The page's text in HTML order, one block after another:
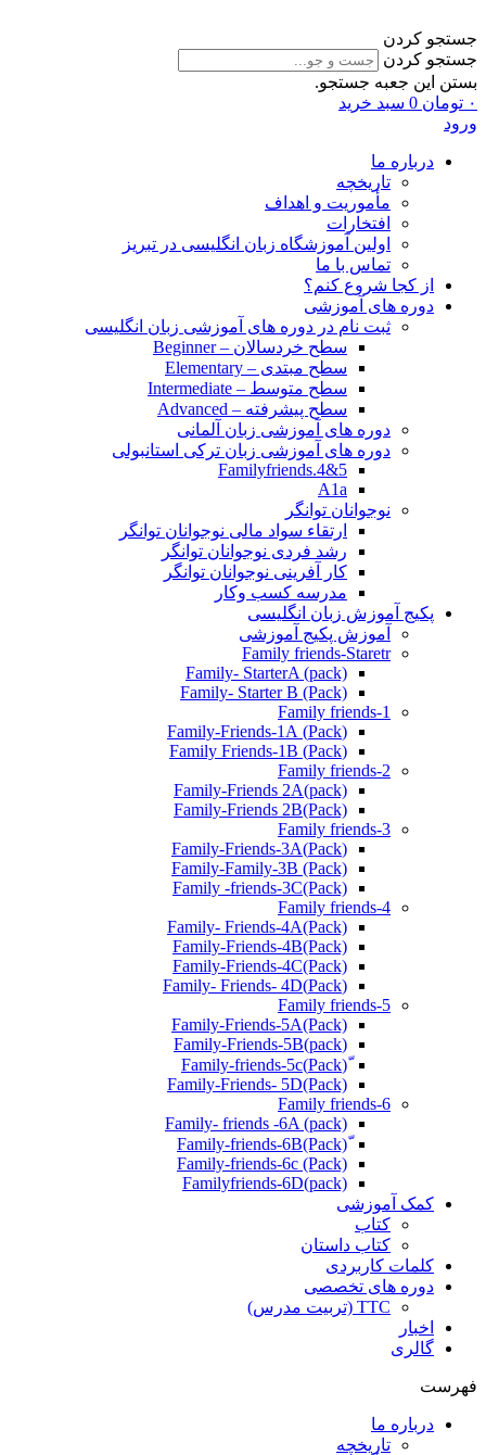
جستجو کردن
جستجو کردن
بستن این جعبه جستجو.
۰ تومان 0 سبد خرید
ورود
درباره ما
تاریخچه
مأموریت و اهداف
افتخارات
اولین آموزشگاه زبان انگلیسی در تبریز
تماس با ما
از کجا شروع کنم؟
دوره های آموزشی
ثبت نام در دوره های آموزشی زبان انگلیسی
سطح خردسالان – Beginner
سطح مبتدی – Elementary
سطح متوسط – Intermediate
سطح پیشرفته – Advanced
دوره های آموزشی زبان آلمانی
دوره های آموزشی زبان ترکی استانبولی
Familyfriends.4&5
A1a
نوجوانان توانگر
ارتقاء سواد مالی نوجوانان توانگر
رشد فردی نوجوانان توانگر
کار آفرینی نوجوانان توانگر
مدرسه کسب وکار
پکیج آموزش زبان انگلیسی
آموزش پکیج آموزشی
Family friends-Staretr
Family- StarterA (pack)
Family- Starter B (Pack)
Family friends-1
(Pack) Family-Friends-1A
(Pack) Family Friends-1B
Family friends-2
Family-Friends 2A(pack)
Family-Friends 2B(Pack)
Family friends-3
(Pack)Family-Friends-3A
Family-Family-3B (Pack)
Family -friends-3C(Pack)
Family friends-4
Family- Friends-4A(Pack)
Family-Friends-4B(Pack)
Family-Friends-4C(Pack)
(Pack)Family- Friends- 4D
Family friends-5
Family-Friends-5A(Pack)
(pack)Family-Friends-5B
ّ(Pack)Family-friends-5c
Family-Friends- 5D(Pack)
Family friends-6
Family- friends -6A (pack)
Family-friends-6c (Pack)
Familyfriends-6D(pack)
کمک آموزشی
کتاب
کتاب داستان
کلمات کاربردی
دوره های تخصصی
TTC (تربیت مدرس)
اخبار
گالری
فهرست
درباره ما
تاریخچه